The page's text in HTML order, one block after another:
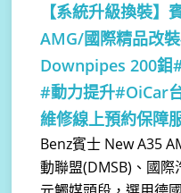
【系統升級換裝】
AMG/國際精品改
Downpipes 200鉬
#動力提升#OiCar
維修線上預約保障
Benz賓士 New A35
動聯盟(DMSB)、國際